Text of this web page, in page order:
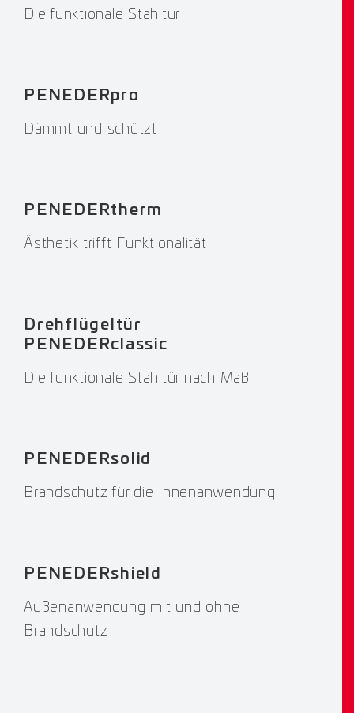
Die funktionale Stahltür
PENEDERpro
Dämmt und schützt
PENEDERtherm
Ästhetik trifft Funktionalität
Drehflügeltür
PENEDERclassic
Die funktionale Stahltür nach Maß
PENEDERsolid
Brandschutz für die Innenanwendung
PENEDERshield
Außenanwendung mit und ohne
Brandschutz